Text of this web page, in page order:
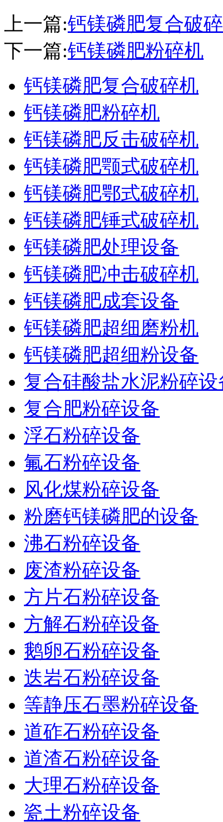
上一篇:钙镁磷肥复合破
下一篇:钙镁磷肥粉碎机
钙镁磷肥复合破碎机
钙镁磷肥粉碎机
钙镁磷肥反击破碎机
钙镁磷肥颚式破碎机
钙镁磷肥鄂式破碎机
钙镁磷肥锤式破碎机
钙镁磷肥处理设备
钙镁磷肥冲击破碎机
钙镁磷肥成套设备
钙镁磷肥超细磨粉机
钙镁磷肥超细粉设备
复合硅酸盐水泥粉碎设
复合肥粉碎设备
浮石粉碎设备
氟石粉碎设备
风化煤粉碎设备
粉磨钙镁磷肥的设备
沸石粉碎设备
废渣粉碎设备
方片石粉碎设备
方解石粉碎设备
鹅卵石粉碎设备
迭岩石粉碎设备
等静压石墨粉碎设备
道砟石粉碎设备
道渣石粉碎设备
大理石粉碎设备
瓷土粉碎设备